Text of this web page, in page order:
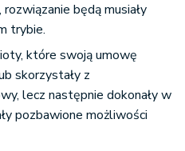
będą musiały
trybie.
które swoją umowę
skorzystały z
lecz następnie dokonały w
pozbawione możliwości